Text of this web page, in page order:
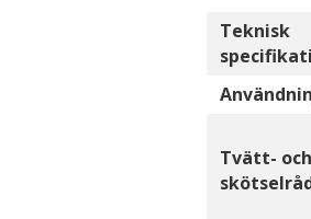
Teknisk
Tvätt- och